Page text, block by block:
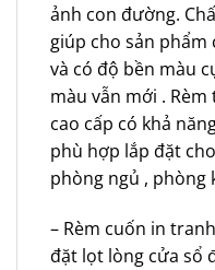
ảnh con đường.
giúp cho sản phẩm
và có độ bền màu
màu vẫn mới .
cao cấp có khả
phù hợp lắp đặt
phòng ngủ , phòng
– Rèm cuốn in
đặt lọt lòng cửa sổ